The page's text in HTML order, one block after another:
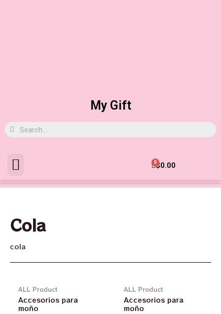
My Gift
$0.00
0
Cola
cola
ALL Product
Accesorios para
moño
ALL Product
Accesorios para
moño